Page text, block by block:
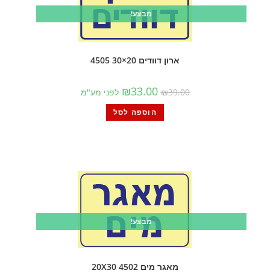
מבצע!
ארון דוודים 20×30 4505
₪39.00
₪33.00 לפני מע"מ
הוספה לסל
מבצע!
מאגר מים 4502 20X30